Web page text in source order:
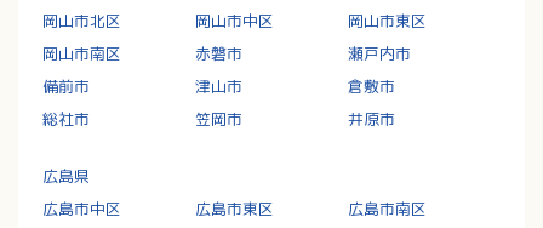
岡山市北区
岡山市中区
岡山市東区
岡山市南区
赤磐市
瀬戸内市
備前市
津山市
倉敷市
総社市
笠岡市 井原市
広島県
広島市中区
広島市東区 広島市南区